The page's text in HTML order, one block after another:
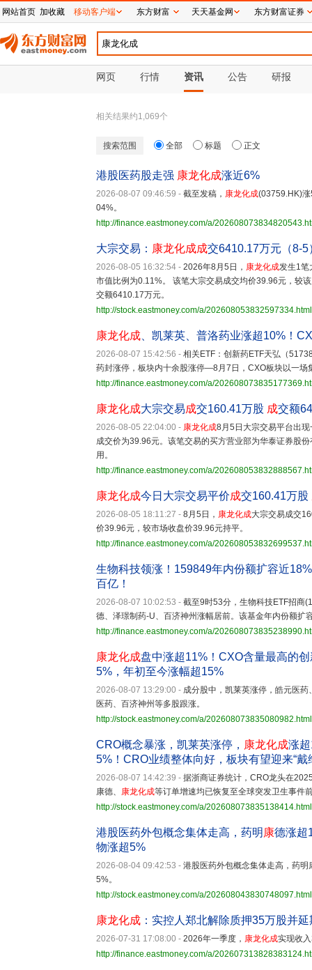
网页 行情 资讯 公告 研报
相关结果约1,069个
搜索范围 全部 标题 正文
港股医药股走强 康龙化成涨近6%
2026-08-07 09:46:59 - 截至发稿， 康龙化成(03759.HK)
04%。
http://finance.eastmoney.com/a/
大宗交易： 康龙化成成交6410.17万元（8-5
2026-08-05 16:32:54 - 2026年8月5日， 康龙化成发生1笔
市值比例为0.11%。 该笔大宗交易成交均价39.96元，较
交额6410.17万元。
http://stock.eastmoney.com/a/202608053832597334.html
康龙化成 、凯莱英、普洛药业涨超10%！
2026-08-07 15:42:56 - 相关ETF：创新药ETF天弘（
药封涨停，板块内十余股涨停—8月7日，CXO板块以一场
http://finance.eastmoney.com/a/
康龙化成大宗交易成交160.41万股 成交额
2026-08-05 22:04:00 - 康龙化成8月5日大宗交易平台出
成交价为39.96元。该笔交易的买方营业部为华泰证券股
用。
http://finance.eastmoney.com/a/
康龙化成今日大宗交易平价成交160.41万股
2026-08-05 18:11:27 - 8月5日， 康龙化成大宗交易成交
价39.96元，较市场收盘价39.96元持平。
http://finance.eastmoney.com/a/
生物科技领涨！159849年内份额扩容近
百亿！
2026-08-07 10:02:53 - 截至9时53分，生物科技ETF招商
德、泽璟制药-U、百济神州涨幅居前。该基金年内份
http://finance.eastmoney.com/a/
康龙化成盘中涨超11%！CXO含量最高的
5%，年初至今涨幅超15%
2026-08-07 13:29:00 - 成分股中，凯莱英涨停，皓元医药
医药、百济神州等多股跟涨。
http://stock.eastmoney.com/a/202608073835080982.html
CRO概念暴涨，凯莱英涨停， 康龙化成涨
5%！CRO业绩整体向好，板块有望迎来“戴
2026-08-07 14:42:39 - 据浙商证券统计，CRO龙头在
康德、 康龙化成等订单增速均已恢复至全球突发卫生事件
http://stock.eastmoney.com/a/202608073835138414.html
港股医药外包概念集体走高，药明 康德涨超
物涨超5%
2026-08-04 09:42:53 - 港股医药外包概念集体走高，药明
5%。
http://stock.eastmoney.com/a/202608043830748097.html
康龙化成 ：实控人郑北解除质押35万股并
2026-07-31 17:08:00 - 2026年一季度， 康龙化成实现收
http://finance.eastmoney.com/a/
网站首页 加收藏 移动客户端 东方财富 天天基金网 东方财富证券